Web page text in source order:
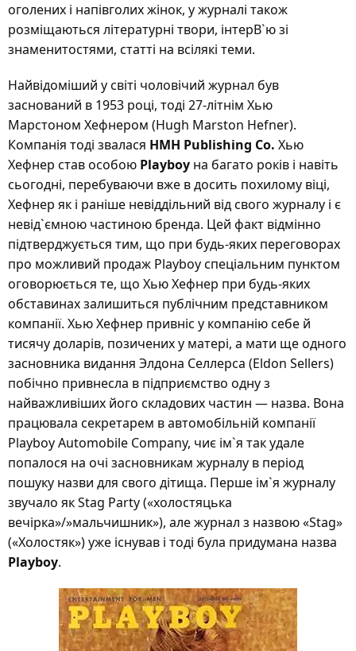
оголених і напівголих жінок, у журналі також
розміщаються літературні твори, інтерВ`ю зі
знаменитостями, статті на всілякі теми.
Найвідоміший у світі чоловічий журнал був
заснований в 1953 році, тоді 27-літнім Хью
Марстоном Хефнером (Hugh Marston Hefner).
Компанія тоді звалася HMH Publishing Co. Хью
Хефнер став особою Playboy на багато років і навіть
сьогодні, перебуваючи вже в досить похилому віці,
Хефнер як і раніше невіддільний від свого журналу і є
невід`ємною частиною бренда. Цей факт відмінно
підтверджується тим, що при будь-яких переговорах
про можливий продаж Playboy спеціальним пунктом
оговорюється те, що Хью Хефнер при будь-яких
обставинах залишиться публічним представником
компанії. Хью Хефнер привніс у компанію себе й
тисячу доларів, позичених у матері, а мати ще одного
засновника видання Элдона Селлерса (Eldon Sellers)
побічно привнесла в підприємство одну з
найважливіших його складових частин — назва. Вона
працювала секретарем в автомобільній компанії
Playboy Automobile Company, чиє ім`я так удале
попалося на очі засновникам журналу в період
пошуку назви для свого дітища. Перше ім`я журналу
звучало як Stag Party («холостяцька
вечірка»/»мальчишник»), але журнал з назвою «Stag»
(«Холостяк») уже існував і тоді була придумана назва
Playboy.